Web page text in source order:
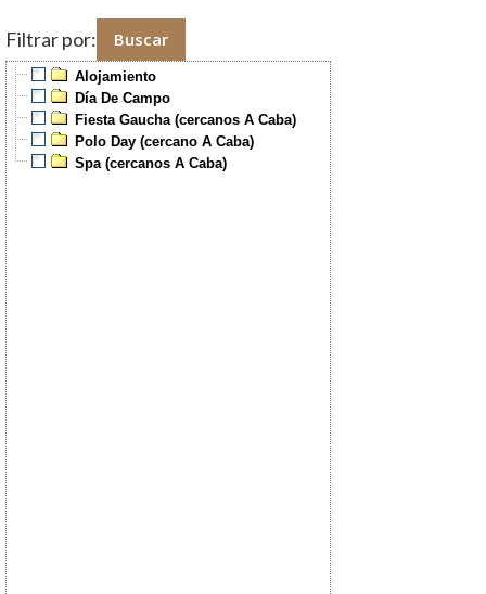
Filtrar por:
Alojamiento
Día De Campo
Fiesta Gaucha (cercanos A Caba)
Polo Day (cercano A Caba)
Spa (cercanos A Caba)